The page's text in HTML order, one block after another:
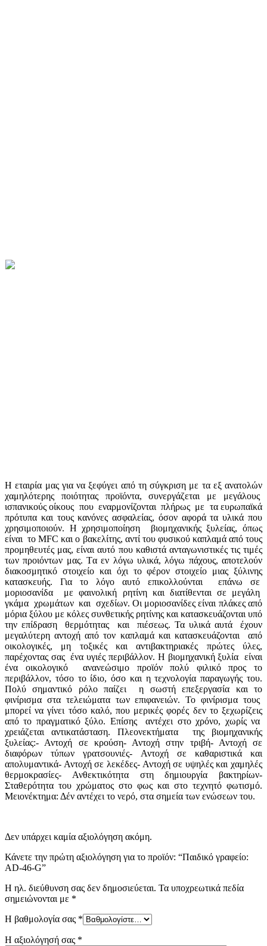
Η εταιρία μας για να ξεφύγει από τη σύγκριση με τα εξ ανατολών
χαμηλότερης ποιότητας προϊόντα, συνεργάζεται με μεγάλους
ισπανικούς οίκους που εναρμονίζονται πλήρως με τα ευρωπαϊκά
πρότυπα και τους κανόνες ασφαλείας, όσον αφορά τα υλικά που
χρησιμοποιούν. Η χρησιμοποίηση βιομηχανικής ξυλείας, όπως
είναι το MFC και ο βακελίτης, αντί του φυσικού καπλαμά από τους
προμηθευτές μας, είναι αυτό που καθιστά ανταγωνιστικές τις τιμές
των προιόντων μας. Tα εν λόγω υλικά, λόγω πάχους, αποτελούν
διακοσμητικό στοιχείο και όχι το φέρον στοιχείο μιας ξύλινης
κατασκευής. Για το λόγο αυτό επικολλούνται επάνω σε
μοριοσανίδα με φαινολική ρητίνη και διατίθενται σε μεγάλη
γκάμα χρωμάτων και σχεδίων. Οι μοριοσανίδες είναι πλάκες από
μόρια ξύλου με κόλες συνθετικής ρητίνης και κατασκευάζονται υπό
την επίδραση θερμότητας και πιέσεως. Τα υλικά αυτά έχουν
μεγαλύτερη αντοχή από τον καπλαμά και κατασκευάζονται από
οικολογικές, μη τοξικές και αντιβακτηριακές πρώτες ύλες,
παρέχοντας σας ένα υγιές περιβάλλον. Η βιομηχανική ξυλία είναι
ένα οικολογικό ανανεώσιμο προϊόν πολύ φιλικό προς το
περιβάλλον, τόσο το ίδιο, όσο και η τεχνολογία παραγωγής του.
Πολύ σημαντικό ρόλο παίζει η σωστή επεξεργασία και το
φινίρισμα στα τελειώματα των επιφανειών. Το φινίρισμα τους
μπορεί να γίνει τόσο καλό, που μερικές φορές δεν το ξεχωρίζεις
από το πραγματικό ξύλο. Επίσης αντέχει στο χρόνο, χωρίς να
χρειάζεται αντικατάσταση. Πλεονεκτήματα της βιομηχανικής
ξυλείας:- Αντοχή σε κρούση- Αντοχή στην τριβή- Αντοχή σε
διαφόρων τύπων γρατσουνιές- Αντοχή σε καθαριστικά και
απολυμαντικά- Αντοχή σε λεκέδες- Αντοχή σε υψηλές και χαμηλές
θερμοκρασίες- Ανθεκτικότητα στη δημιουργία βακτηρίων-
Σταθερότητα του χρώματος στο φως και στο τεχνητό φωτισμό.
Μειονέκτημα: Δέν αντέχει το νερό, στα σημεία των ενώσεων του.
Δεν υπάρχει καμία αξιολόγηση ακόμη.
Κάνετε την πρώτη αξιολόγηση για το προϊόν: “Παιδικό γραφείο:
AD-46-G”
Η ηλ. διεύθυνση σας δεν δημοσιεύεται. Τα υποχρεωτικά πεδία
σημειώνονται με *
Η βαθμολογία σας *
Η αξιολόγησή σας *